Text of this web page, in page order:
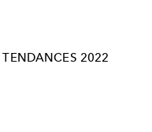
TENDANCES 2022